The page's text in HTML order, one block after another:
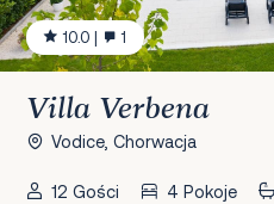
10.0 | 1
Villa Verbena
Vodice, Chorwacja
12 Gości 4 Pokoje